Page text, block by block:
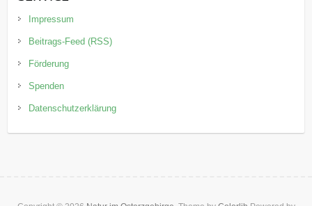
Impressum
Beitrags-Feed (RSS)
Förderung
Spenden
Datenschutzerklärung